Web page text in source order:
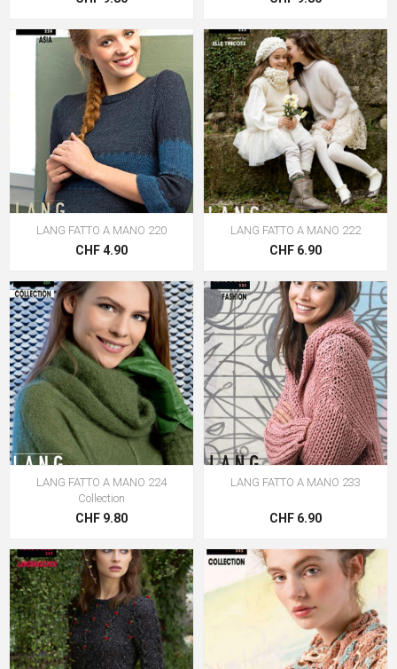
LANG FATTO A MANO 220
CHF 4.90
LANG FATTO A MANO 222
CHF 6.90
LANG FATTO A MANO 224
Collection
CHF 9.80
LANG FATTO A MANO 233
CHF 6.90